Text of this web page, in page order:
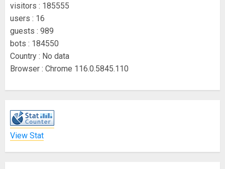
visitors : 185555
users : 16
guests : 989
bots : 184550
Country : No data
Browser : Chrome 116.0.5845.110
View Stat